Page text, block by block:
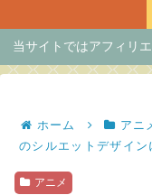
当サイトではアフィリ
ホーム アニ
のシルエットデザイン
アニメ